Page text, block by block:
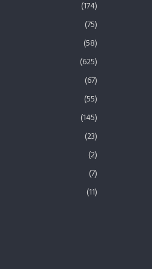
(174)
(75)
(58)
(625)
(67)
(55)
(145)
(23)
(2)
(7)
(11)